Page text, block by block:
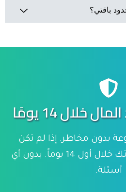
تتضمن فترة
تجريبية مجانية لمدة 14 يومًا، دون الحاجة
باقتي؟
خلال 14 يومًا
بدون مخاطر. إذا لم تكن
راضياً، سنسترد دفعتك خلال أول 14 يوماً. بدون أي
أسئلة.